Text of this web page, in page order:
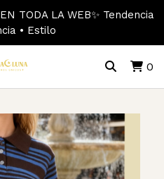
TODA LA WEB✨ Tendencia
• Estilo
0